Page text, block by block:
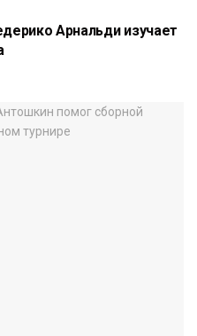
Арнальди изучает